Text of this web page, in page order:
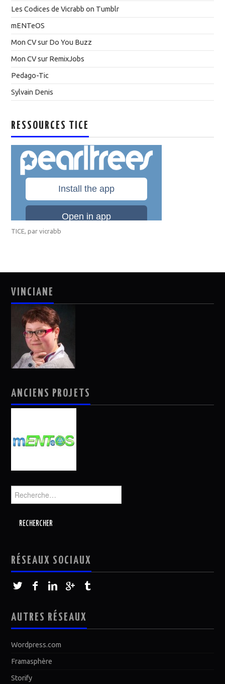
Les Codices de Vicrabb on Tumblr
mENTeOS
Mon CV sur Do You Buzz
Mon CV sur RemixJobs
Pedago-Tic
Sylvain Denis
RESSOURCES TICE
TICE , parvicrabb
VINCIANE
ANCIENS PROJETS
Rechercher :
RÉSEAUX SOCIAUX
AUTRES RÉSEAUX
Wordpress.com
Framasphère
Storify